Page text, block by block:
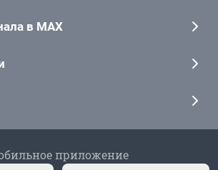
в MAX
приложение